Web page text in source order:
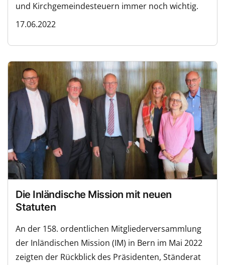
und Kirchgemeindesteuern immer noch wichtig.
17.06.2022
Die Inländische Mission mit neuen
Statuten
An der 158. ordentlichen Mitgliederversammlung
der Inländischen Mission (IM) in Bern im Mai 2022
zeigten der Rückblick des Präsidenten, Ständerat